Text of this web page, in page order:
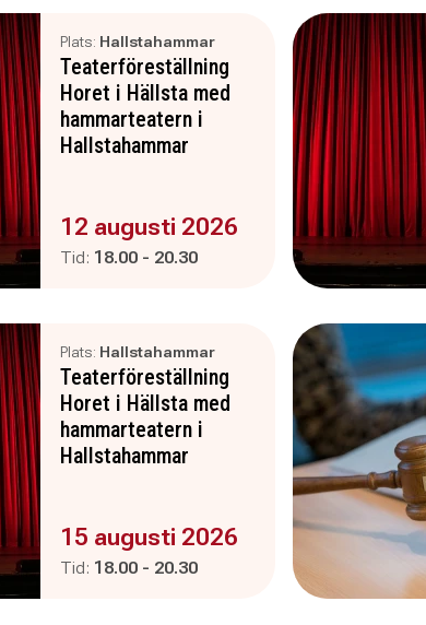
Plats: Hallstahammar
Teaterföreställning
Horet i Hällsta med
hammarteatern i
Hallstahammar
Evenemanget är :
12 augusti 2026
Tid: Pågår mellan
18.00 - och
20.30
Plats: Hallstahammar
Teaterföreställning
Horet i Hällsta med
hammarteatern i
Hallstahammar
Evenemanget är :
15 augusti 2026
Tid: Pågår mellan
18.00 - och
20.30